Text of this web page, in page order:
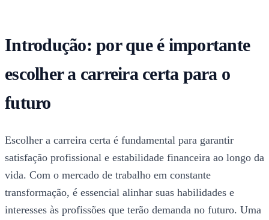
Introdução: por que é importante
escolher a carreira certa para o
futuro
Escolher a carreira certa é fundamental para garantir
satisfação profissional e estabilidade financeira ao longo da
vida. Com o mercado de trabalho em constante
transformação, é essencial alinhar suas habilidades e
interesses às profissões que terão demanda no futuro. Uma